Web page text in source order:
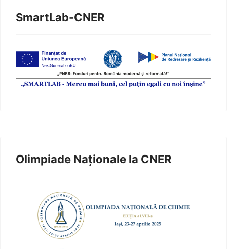
SmartLab-CNER
Olimpiade Naționale la CNER